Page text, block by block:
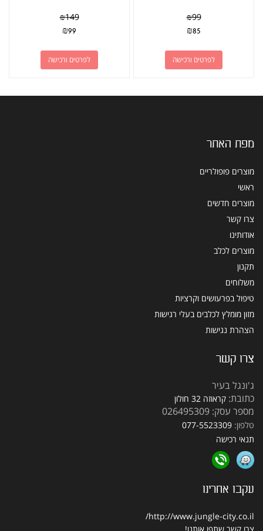
₪99
₪85
לפרטים ורכישה
₪149
₪99
לפרטים ורכישה
מפת האתר
מוצרים פופולריים
ראשי
מוצרים חדשים
צרו קשר
אודותינו
מוצרים לכלב
תקנון
משלוחים
טיפול בפרעושים וקרציות
מזון מומלץ לכלבים בעלי רגישות
הצהרת נגישות
צרו קשר
ג'ונגל בעיר
כתובת: קראוזה 32 חולון
מספר עסק: 026495309
טלפון: 077-5523309
תנאי רכישה
עקבו אחרינו
http://www.jungle-city.co.il/